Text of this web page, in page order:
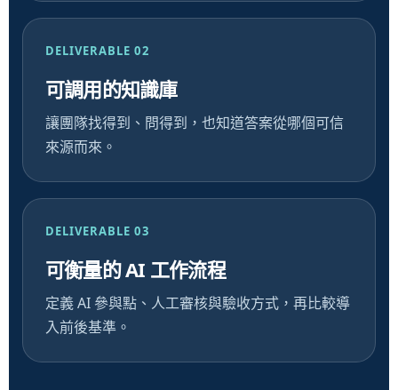
DELIVERABLE 02
可調用的知識庫
讓團隊找得到、問得到，也知道答案從哪個可信
來源而來。
DELIVERABLE 03
可衡量的 AI 工作流程
定義 AI 參與點、人工審核與驗收方式，再比較導
入前後基準。